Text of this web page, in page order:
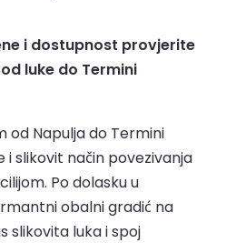
i dostupnost provjerite
luke do Termini
od Napulja do Termini
i slikovit način povezivanja
Po dolasku u
obalni gradić na
slikovita luka i spoj